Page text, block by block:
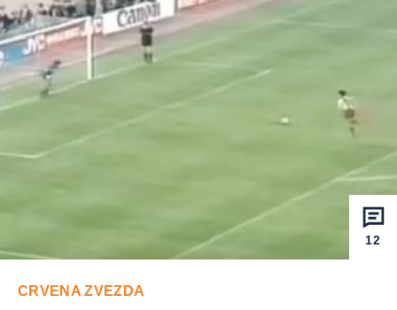
12
CRVENA ZVEZDA